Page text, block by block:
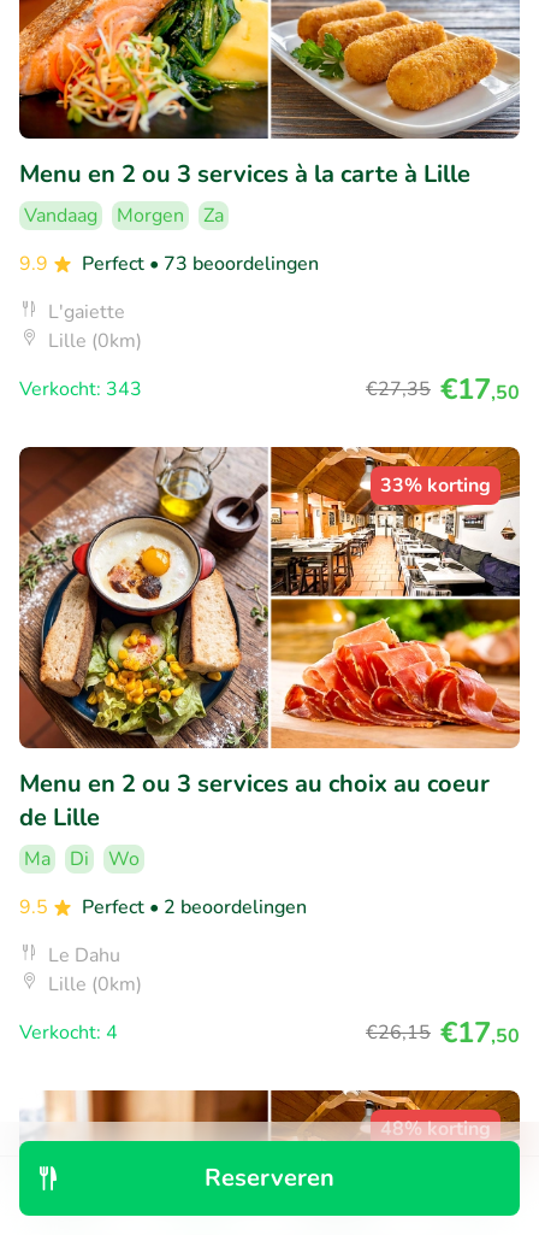
Reserveren
Menu en 2 ou 3 services à la carte à Lille
Vandaag Morgen
Za
9.9
Perfect • 73 beoordelingen
L'gaiette
Lille (0km)
Verkocht: 343
€27,35 €17,50
33% korting
Menu en 2 ou 3 services au choix au coeur
de Lille
Ma Di
Wo
9.5
Perfect • 2 beoordelingen
Le Dahu
Lille (0km)
Verkocht: 4
€26,15 €17,50
48% korting